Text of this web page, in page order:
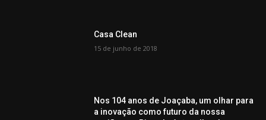
Casa Clean
15 de junho de 2018
Nos 104 anos de Joaçaba, um olhar para
a inovação como futuro da nossa